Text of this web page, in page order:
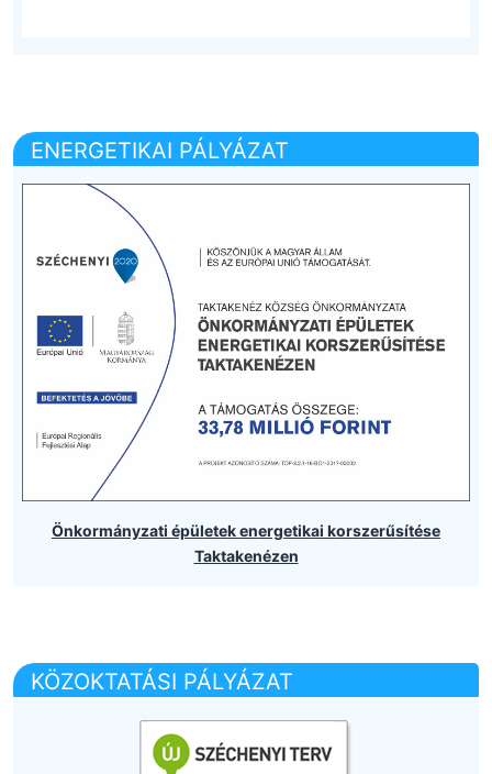
ENERGETIKAI PÁLYÁZAT
Önkormányzati épületek energetikai korszerűsítése
Taktakenézen
KÖZOKTATÁSI PÁLYÁZAT